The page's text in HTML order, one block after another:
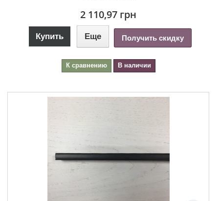
2 110,97 грн
Купить Еще Получить скидку
К сравнению В наличии